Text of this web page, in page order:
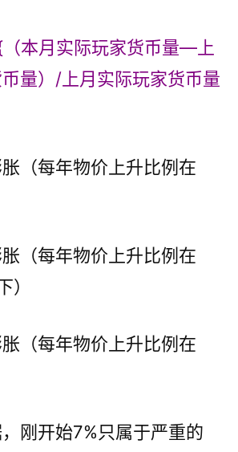
本月实际玩家货币量—上
量）/上月实际玩家货币量
（每年物价上升比例在
（每年物价上升比例在
）
（每年物价上升比例在
刚开始7%只属于严重的